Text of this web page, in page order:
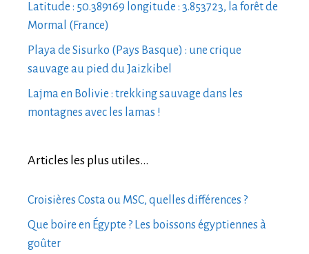
Latitude : 50.389169 longitude : 3.853723, la forêt de
Mormal (France)
Playa de Sisurko (Pays Basque) : une crique
sauvage au pied du Jaizkibel
Lajma en Bolivie : trekking sauvage dans les
montagnes avec les lamas !
Articles les plus utiles…
Croisières Costa ou MSC, quelles différences ?
Que boire en Égypte ? Les boissons égyptiennes à
goûter